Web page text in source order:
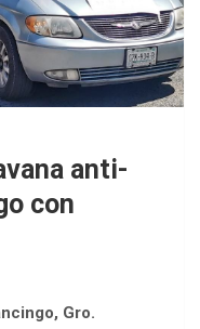
anti-
con
Gro.